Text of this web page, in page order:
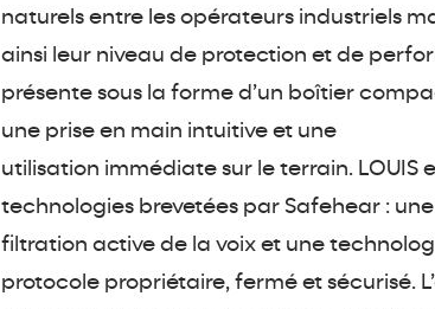
naturels entre les opérateurs industriels
ainsi leur niveau de protection et de
présente sous la forme d’un boîtier
une prise en main intuitive et une
utilisation immédiate sur le terrain. LOUIS
technologies brevetées par Safehear :
filtration active de la voix et une
protocole propriétaire, fermé et sécurisé.